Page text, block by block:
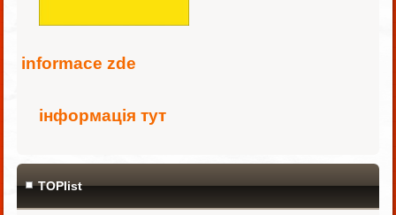
informace zde
інформація тут
TOPlist